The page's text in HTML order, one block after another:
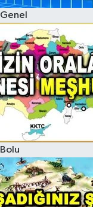
Genel
Bolu